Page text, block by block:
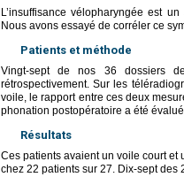
L’insuffisance vélopharyngée est
Nous avons essayé de corréler ce
Patients et méthode
Vingt-sept de nos 36 dossiers
rétrospectivement. Sur les
voile, le rapport entre ces deux
phonation postopératoire a été
Résultats
Ces patients avaient un voile court
chez 22 patients sur 27. Dix-sept